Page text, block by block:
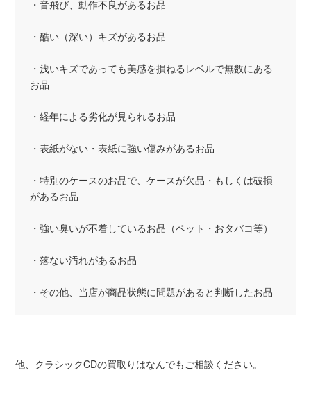
・音飛び、動作不良があるお品
・酷い（深い）キズがあるお品
・浅いキズであっても美感を損ねるレベルで無数にある
お品
・経年による劣化が見られるお品
・表紙がない・表紙に強い傷みがあるお品
・特別のケースのお品で、ケースが欠品・もしくは破損
があるお品
・強い臭いが不着しているお品（ペット・おタバコ等）
・落ない汚れがあるお品
・その他、当店が商品状態に問題があると判断したお品
他、クラシックCDの買取りはなんでもご相談ください。